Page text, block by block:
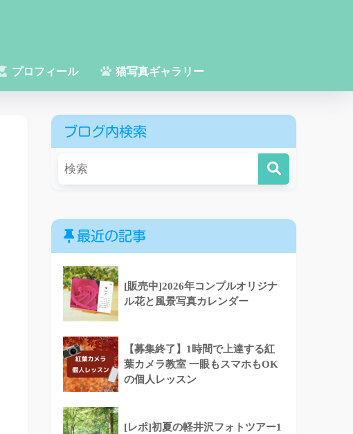
プロフィール 猫写真ギャラリー
ブログ内検索
最近の記事
[販売中]2026年コンプルオリジナ
ル花と風景写真カレンダー
【募集終了】1時間で上達する紅
葉カメラ教室 一眼もスマホもOK
の個人レッスン
[レポ]初夏の軽井沢フォトツアー1